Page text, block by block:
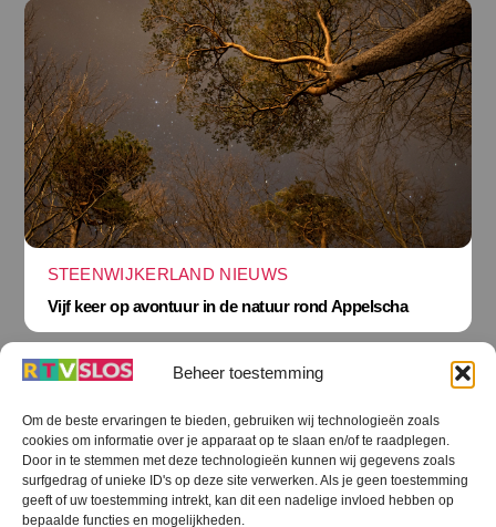
Beheer toestemming
Om de beste ervaringen te bieden, gebruiken wij technologieën zoals
cookies om informatie over je apparaat op te slaan en/of te raadplegen.
Door in te stemmen met deze technologieën kunnen wij gegevens zoals
surfgedrag of unieke ID's op deze site verwerken. Als je geen toestemming
geeft of uw toestemming intrekt, kan dit een nadelige invloed hebben op
bepaalde functies en mogelijkheden.
STEENWIJKERLAND NIEUWS
Vijf keer op avontuur in de natuur rond Appelscha
Terug
naar
boven
RTV SLOS